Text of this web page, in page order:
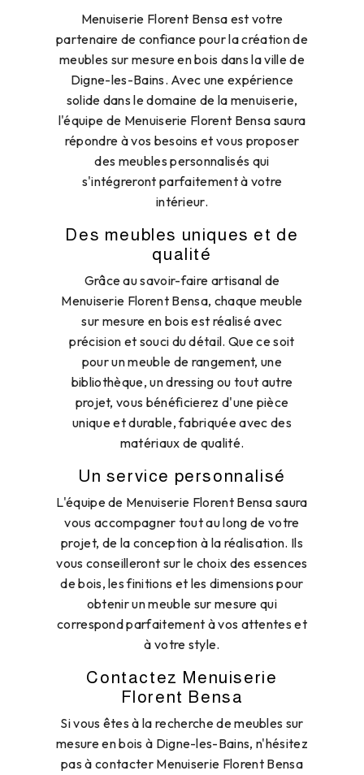
Menuiserie Florent Bensa est votre
partenaire de confiance pour la création de
meubles sur mesure en bois dans la ville de
Digne-les-Bains. Avec une expérience
solide dans le domaine de la menuiserie,
l'équipe de Menuiserie Florent Bensa saura
répondre à vos besoins et vous proposer
des meubles personnalisés qui
s'intégreront parfaitement à votre
intérieur.
Des meubles uniques et de
qualité
Grâce au savoir-faire artisanal de
Menuiserie Florent Bensa, chaque meuble
sur mesure en bois est réalisé avec
précision et souci du détail. Que ce soit
pour un meuble de rangement, une
bibliothèque, un dressing ou tout autre
projet, vous bénéficierez d'une pièce
unique et durable, fabriquée avec des
matériaux de qualité.
Un service personnalisé
L'équipe de Menuiserie Florent Bensa saura
vous accompagner tout au long de votre
projet, de la conception à la réalisation. Ils
vous conseilleront sur le choix des essences
de bois, les finitions et les dimensions pour
obtenir un meuble sur mesure qui
correspond parfaitement à vos attentes et
à votre style.
Contactez Menuiserie
Florent Bensa
Si vous êtes à la recherche de meubles sur
mesure en bois à Digne-les-Bains, n'hésitez
pas à contacter Menuiserie Florent Bensa